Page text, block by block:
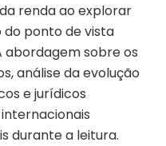
renda ao explorar
ponto de vista
abordagem sobre os
análise da evolução
e jurídicos
durante a leitura.